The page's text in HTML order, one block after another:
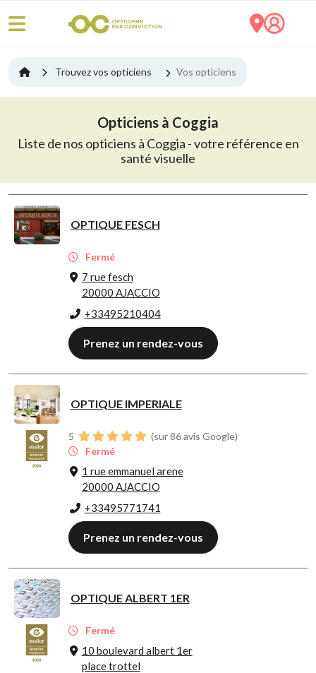
Trouvez vos opticiens Vos opticiens
Opticiens à Coggia
Liste de nos opticiens à Coggia - votre référence en
santé visuelle
OPTIQUE FESCH
Fermé
7 rue fesch
20000 AJACCIO
+33495210404
Prenez un rendez-vous
OPTIQUE IMPERIALE
5
(sur 86 avis Google)
Fermé
1 rue emmanuel arene
20000 AJACCIO
+33495771741
Prenez un rendez-vous
OPTIQUE ALBERT 1ER
Fermé
10 boulevard albert 1er
place trottel